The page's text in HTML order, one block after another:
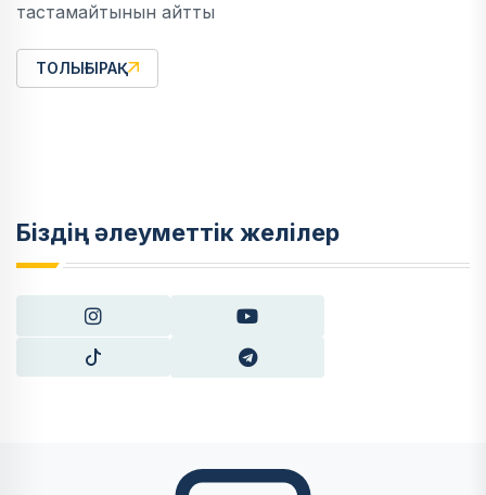
тастамайтынын айтты
ТОЛЫҒЫРАҚ
Біздің әлеуметтік желілер